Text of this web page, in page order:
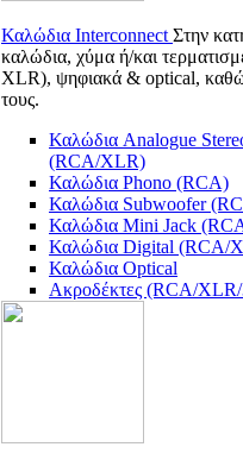
Καλώδια Interconnect Στην
καλώδια, χύμα ή/και
XLR), ψηφιακά & optical,
τους.
Καλώδια Analogue
(RCA/XLR)
Καλώδια Phono (RCA)
Καλώδια Subwoofer
Καλώδια Mini Jack
Καλώδια Digital (RCA/
Καλώδια Optical
Ακροδέκτες (RCA/